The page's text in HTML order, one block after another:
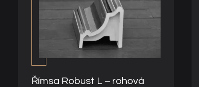
Římsa Robust L – rohová